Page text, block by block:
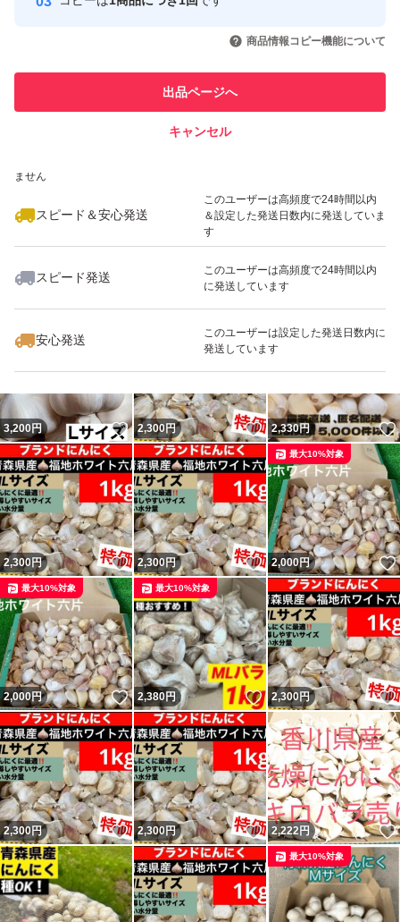
引を完了させた実績があります
での取引実績があります
ません
スピード＆安心発送
このユーザーは高頻度で24時間以内
＆設定した発送日数内に発送していま
す
スピード発送
このユーザーは高頻度で24時間以内
に発送しています
安心発送
このユーザーは設定した発送日数内に
発送しています
商品情報コピー機能について
出品ページへ
キャンセル
いいね！
2,300
3,200円 いいね！
2,300円 いいね！
2,330円
2,300円 いいね！
2,300円 いいね！
2,000円
最大10%対象
2,000円 いいね！
最大10%対象
2,380円 いいね！
最大10%対象
2,300円
2,300円 いいね！
2,300円 いいね！
2,222円
最大10%対象